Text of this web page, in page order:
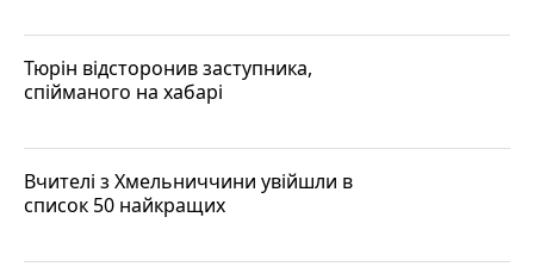
Тюрін відсторонив заступника,
спійманого на хабарі
Вчителі з Хмельниччини увійшли в
список 50 найкращих